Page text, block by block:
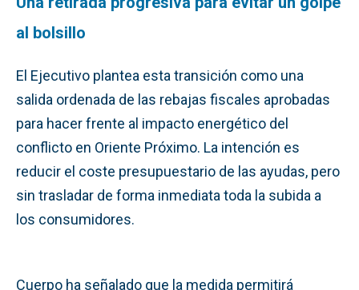
al bolsillo
El Ejecutivo plantea esta transición como una
salida ordenada de las rebajas fiscales aprobadas
para hacer frente al impacto energético del
conflicto en Oriente Próximo. La intención es
reducir el coste presupuestario de las ayudas, pero
sin trasladar de forma inmediata toda la subida a
los consumidores.
Cuerpo ha señalado que la medida permitirá